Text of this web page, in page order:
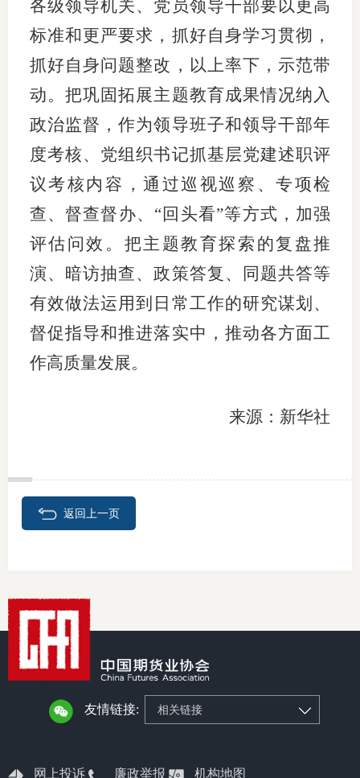
各级领导机关、党员领导干部要以更高
标准和更严要求，抓好自身学习贯彻，
抓好自身问题整改，以上率下，示范带
动。把巩固拓展主题教育成果情况纳入
政治监督，作为领导班子和领导干部年
度考核、党组织书记抓基层党建述职评
议考核内容，通过巡视巡察、专项检
查、督查督办、“回头看”等方式，加强
评估问效。把主题教育探索的复盘推
演、暗访抽查、政策答复、同题共答等
有效做法运用到日常工作的研究谋划、
督促指导和推进落实中，推动各方面工
作高质量发展。
来源：新华社
返回上一页
友情链接: 相关链接
网上投诉 廉政举报 机构地图